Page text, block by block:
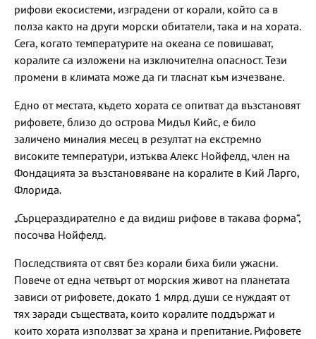
рифови екосистеми, изградени от корали, който са в
полза както на други морски обитатели, така и на хората.
Сега, когато температурите на океана се повишават,
коралите са изложени на изключителна опасност. Тези
промени в климата може да ги тласнат към изчезване.
Едно от местата, където хората се опитват да възстановят
рифовете, близо до острова Мидъл Кийс, е било
заличено миналия месец в резултат на екстремно
високите температури, изтъква Алекс Нойфелд, член на
Фондацията за възстановяване на коралите в Кий Ларго,
Флорида.
„Сърцераздирателно е да видиш рифове в такава форма“,
посочва Нойфелд.
Последствията от свят без корали биха били ужасни.
Повече от една четвърт от морския живот на планетата
зависи от рифовете, докато 1 млрд. души се нуждаят от
тях заради съществата, които коралите поддържат и
които хората използват за храна и препитание. Рифовете